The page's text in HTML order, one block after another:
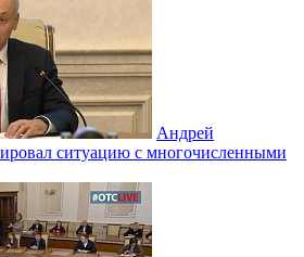
Андрей
ситуацию с многочисленными